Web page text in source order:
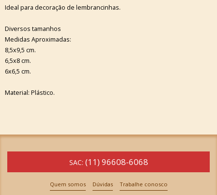
Ideal para decoração de lembrancinhas.
Diversos tamanhos
Medidas Aproximadas:
8,5x9,5 cm.
6,5x8 cm.
6x6,5 cm.
Material: Plástico.
SAC: (11) 96608-6068
Quem somos Dúvidas Trabalhe conosco